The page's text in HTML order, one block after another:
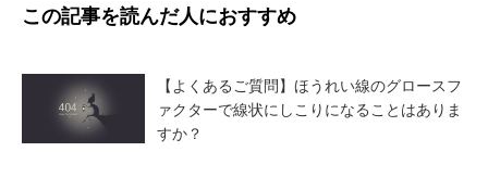
この記事を読んだ人におすすめ
【よくあるご質問】ほうれい線のグロースフ
ァクターで線状にしこりになることはありま
すか？